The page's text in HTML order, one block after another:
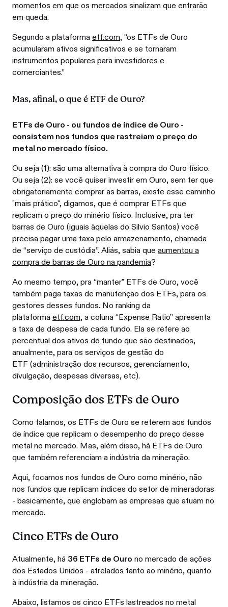
momentos em que os mercados sinalizam que entrarão
em queda.
Segundo a plataforma etf.com, “os ETFs de Ouro
acumularam ativos significativos e se tornaram
instrumentos populares para investidores e
comerciantes.”
Mas, afinal, o que é ETF de Ouro?
ETFs de Ouro - ou fundos de índice de Ouro -
consistem nos fundos que rastreiam o preço do
metal no mercado físico.
Ou seja (1): são uma alternativa à compra do Ouro físico.
Ou seja (2): se você quiser investir em Ouro, sem ter que
obrigatoriamente comprar as barras, existe esse caminho
"mais prático", digamos, que é comprar ETFs que
replicam o preço do minério físico. Inclusive, pra ter
barras de Ouro (iguais àquelas do Silvio Santos) você
precisa pagar uma taxa pelo armazenamento, chamada
de “serviço de custódia”. Aliás, sabia que aumentou a
compra de barras de Ouro na pandemia?
Ao mesmo tempo, pra “manter" ETFs de Ouro, você
também paga taxas de manutenção dos ETFs, para os
gestores desses fundos. No ranking da
plataforma etf.com, a coluna “Expense Ratio” apresenta
a taxa de despesa de cada fundo. Ela se refere ao
percentual dos ativos do fundo que são destinados,
anualmente, para os serviços de gestão do
ETF (administração dos recursos, gerenciamento,
divulgação, despesas diversas, etc).
Composição dos ETFs de Ouro
Como falamos, os ETFs de Ouro se referem aos fundos
de índice que replicam o desempenho do preço desse
metal no mercado. Mas, além disso, há ETFs de Ouro
que também referenciam a indústria da mineração.
Aqui, focamos nos fundos de Ouro como minério, não
nos fundos que replicam índices do setor de mineradoras
- basicamente, que englobam as empresas que atuam no
mercado.
Cinco ETFs de Ouro
Atualmente, há 36 ETFs de Ouro no mercado de ações
dos Estados Unidos - atrelados tanto ao minério, quanto
à indústria da mineração.
Abaixo, listamos os cinco ETFs lastreados no metal